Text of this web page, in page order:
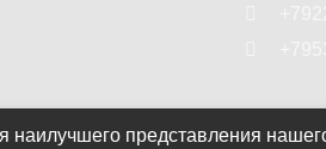
представления